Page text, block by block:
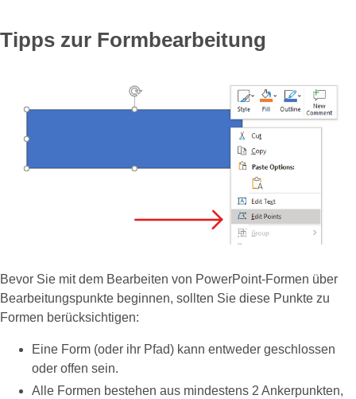
Tipps zur Formbearbeitung
Bevor Sie mit dem Bearbeiten von PowerPoint‑Formen über
Bearbeitungspunkte beginnen, sollten Sie diese Punkte zu
Formen berücksichtigen:
Eine Form (oder ihr Pfad) kann entweder geschlossen
oder offen sein.
Alle Formen bestehen aus mindestens 2 Ankerpunkten,